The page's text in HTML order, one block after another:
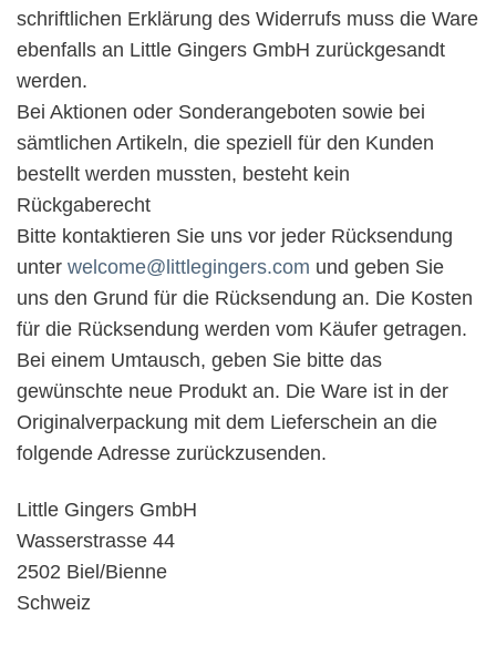
schriftlichen Erklärung des Widerrufs muss die Ware
ebenfalls an Little Gingers GmbH zurückgesandt
werden.
Bei Aktionen oder Sonderangeboten sowie bei
sämtlichen Artikeln, die speziell für den Kunden
bestellt werden mussten, besteht kein
Rückgaberecht
Bitte kontaktieren Sie uns vor jeder Rücksendung
unter welcome@littlegingers.com und geben Sie
uns den Grund für die Rücksendung an. Die Kosten
für die Rücksendung werden vom Käufer getragen.
Bei einem Umtausch, geben Sie bitte das
gewünschte neue Produkt an. Die Ware ist in der
Originalverpackung mit dem Lieferschein an die
folgende Adresse zurückzusenden.
Little Gingers GmbH
Wasserstrasse 44
2502 Biel/Bienne
Schweiz